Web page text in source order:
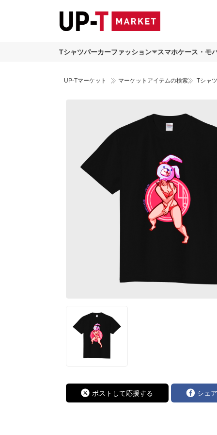
Tシャツパーカーファッション スマホケース・モ
UP-Tマーケット マーケットアイテムの検索 Tシャ
ポストして応援する シェ